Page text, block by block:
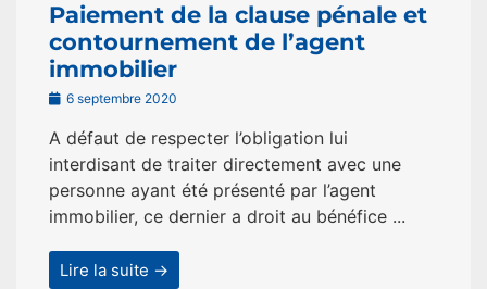
Paiement de la clause pénale et
contournement de l’agent
immobilier
6 septembre 2020
A défaut de respecter l’obligation lui
interdisant de traiter directement avec une
personne ayant été présenté par l’agent
immobilier, ce dernier a droit au bénéfice ...
Lire la suite →